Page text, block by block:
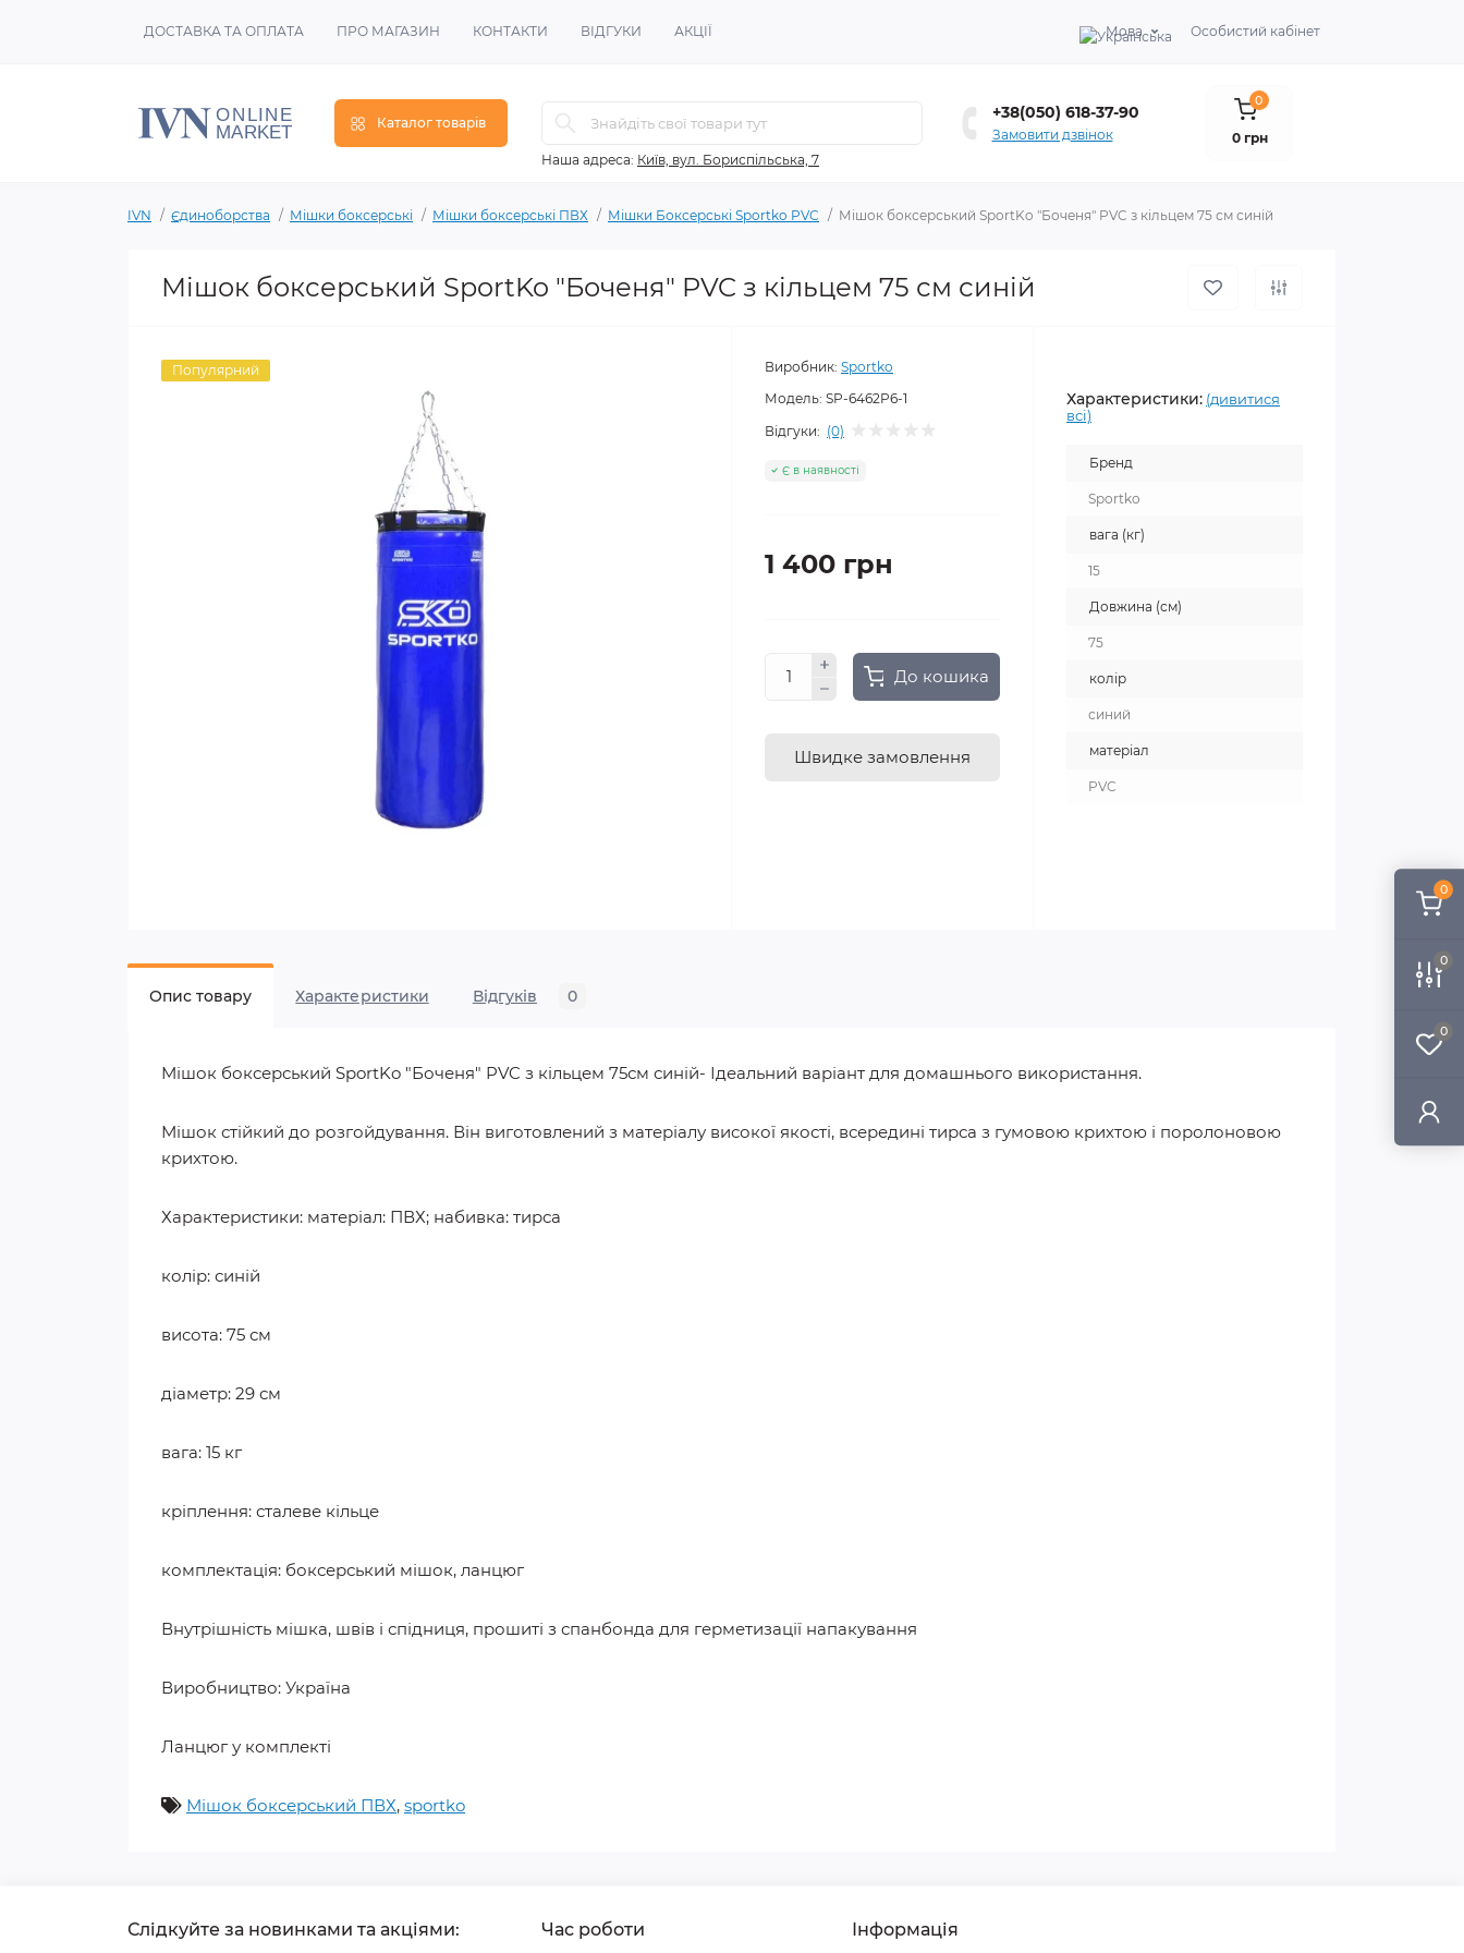
0
0
0
ДОСТАВКА ТА ОПЛАТА ПРО МАГАЗИН КОНТАКТИ ВІДГУКИ АКЦІЇ Мова Особистий кабінет
Каталог товарів
Наша адреса: Київ, вул. Бориспільська, 7
+38(050) 618-37-90
Замовити дзвінок
0
0 грн
IVN Єдиноборства Мішки боксерські Мішки боксерські ПВХ Мішки Боксерські Sportko PVC Мішок боксерський SportKo "Боченя" PVC з кільцем 75 см синій
Мішок боксерський SportKo "Боченя" PVC з кільцем 75 см синій
Популярний Виробник: Sportko
Модель: SP-6462P6-1
Відгуки: (0)
Є в наявності
1 400 грн
До кошика
Швидке замовлення
Характеристики: (дивитися
всі)
Бренд
Sportko
вага (кг)
15
Довжина (см)
75
колір
синий
матеріал
PVC
Опис товару Характеристики Відгуків 0
Мішок боксерський SportKo "Боченя" PVC з кільцем 75см синій- Ідеальний варіант для домашнього використання.
Мішок стійкий до розгойдування. Він виготовлений з матеріалу високої якості, всередині тирса з гумовою крихтою і поролоновою
крихтою.
Характеристики: матеріал: ПВХ; набивка: тирса
колір: синій
висота: 75 см
діаметр: 29 см
вага: 15 кг
кріплення: сталеве кільце
комплектація: боксерський мішок, ланцюг
Внутрішність мішка, швів і спідниця, прошиті з спанбонда для герметизації напакування
Виробництво: Україна
Ланцюг у комплекті
Мішок боксерський ПВХ, sportko
Слідкуйте за новинками та акціями: Час роботи Інформація